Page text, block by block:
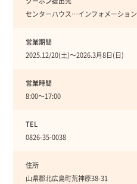
センターハウス…インフォメーション
営業期間
2025.12/20(土)〜2026.3月8日(日)
営業時間
8:00〜17:00
TEL
0826-35-0038
住所
山県郡北広島町荒神原38-31